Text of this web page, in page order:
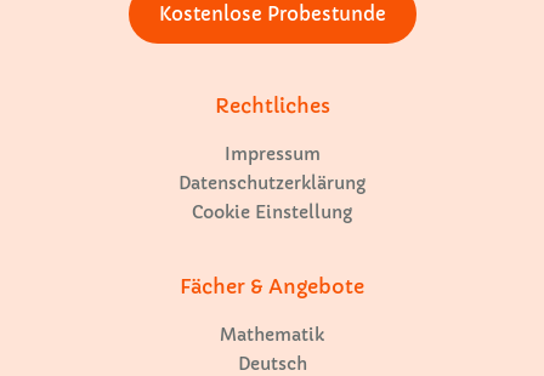
Kostenlose Probestunde
Rechtliches
Impressum
Datenschutzerklärung
Cookie Einstellung
Fächer & Angebote
Mathematik
Deutsch